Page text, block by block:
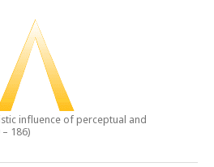
influence of perceptual and
– 186)